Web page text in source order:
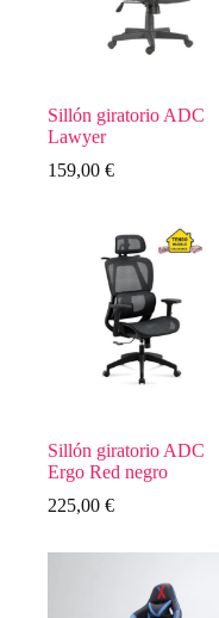
Sillón giratorio ADC
Lawyer
159,00 €
Sillón giratorio ADC
Ergo Red negro
225,00 €